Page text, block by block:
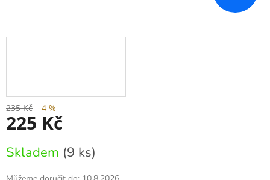
235 Kč –4 %
225 Kč
cena:
Skladem (9 ks)